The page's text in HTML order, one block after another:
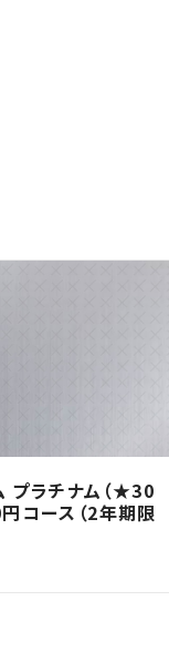
プラチナム（★30
コース（2年期限